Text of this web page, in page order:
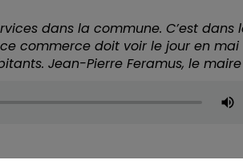
dans la commune. C’est dans
commerce doit voir le jour en mai
Jean-Pierre Feramus, le maire